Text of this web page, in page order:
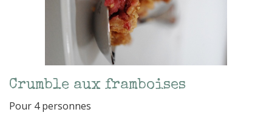
Crumble aux framboises
Pour 4 personnes